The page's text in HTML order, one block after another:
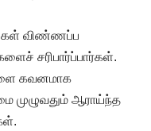
விண்ணப்ப
சரிபார்ப்பார்கள்.
கவனமாக
முழுவதும் ஆராய்ந்த